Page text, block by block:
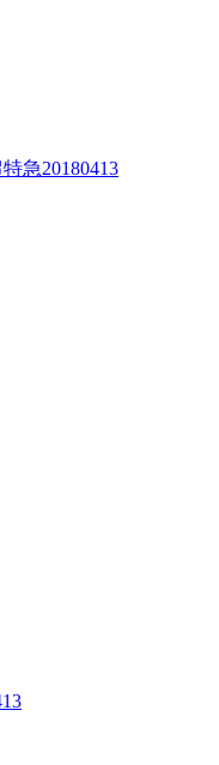
急20180413